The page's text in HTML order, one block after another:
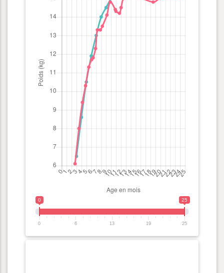
0 25
0 6 13 19 25